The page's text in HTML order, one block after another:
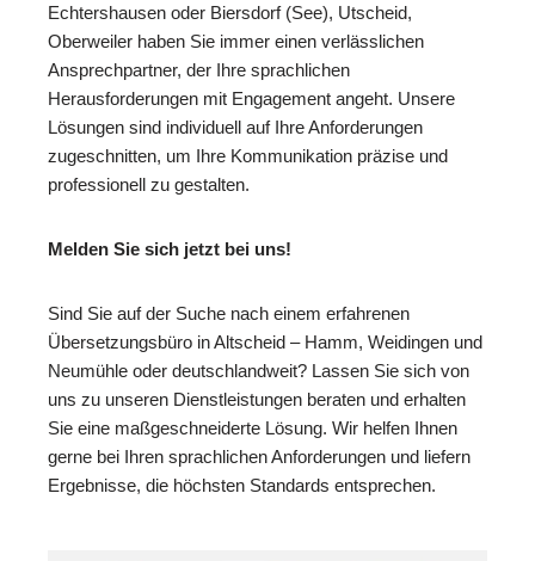
Echtershausen oder Biersdorf (See), Utscheid,
Oberweiler haben Sie immer einen verlässlichen
Ansprechpartner, der Ihre sprachlichen
Herausforderungen mit Engagement angeht. Unsere
Lösungen sind individuell auf Ihre Anforderungen
zugeschnitten, um Ihre Kommunikation präzise und
professionell zu gestalten.
Melden Sie sich jetzt bei uns!
Sind Sie auf der Suche nach einem erfahrenen
Übersetzungsbüro in Altscheid – Hamm, Weidingen und
Neumühle oder deutschlandweit? Lassen Sie sich von
uns zu unseren Dienstleistungen beraten und erhalten
Sie eine maßgeschneiderte Lösung. Wir helfen Ihnen
gerne bei Ihren sprachlichen Anforderungen und liefern
Ergebnisse, die höchsten Standards entsprechen.